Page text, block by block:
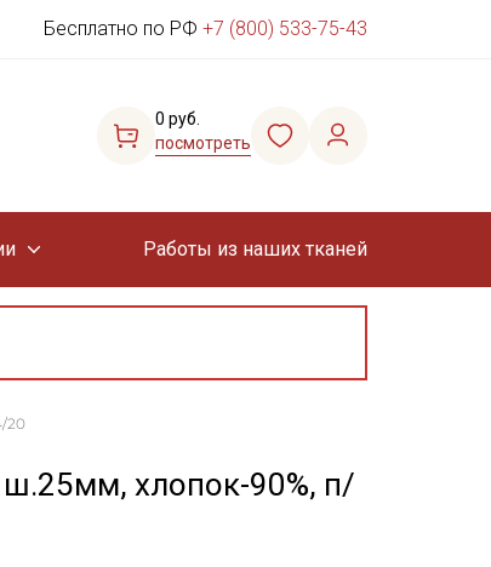
Бесплатно по РФ +7 (800) 533-75-43
0 руб.
посмотреть
Работы из наших тканей
20
хлопок-90%, п/